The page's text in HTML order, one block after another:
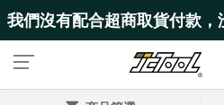
我們沒有配合超商取貨付款
台上架!